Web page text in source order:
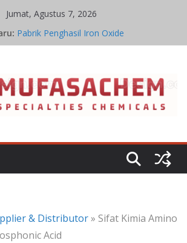
Jumat, Agustus 7, 2026
Aplikasi Iron Oxide
Pabrik Penghasil Iron Oxide
Proses Iron Oxide
& Distributor» Sifat Kimia Amino
Acid